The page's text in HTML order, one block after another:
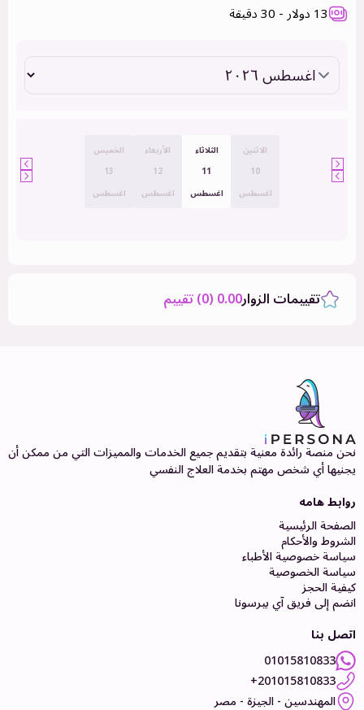
13 دولار - 30 دقيقة
الاثنين
10
اغسطس
الثلاثاء
11
اغسطس
الأربعاء
12
اغسطس
الخميس
13
اغسطس
تقييمات الزوار0.00 (0) تقييم
نحن منصة رائدة معنية بتقديم جميع الخدمات والمميزات التي من ممكن أن
يجنيها أي شخص مهتم بخدمة العلاج النفسي
روابط هامه
الصفحة الرئيسية
الشروط والأحكام
سياسة خصوصية الأطباء
سياسة الخصوصية
كيفية الحجز
انضم إلى فريق آي بيرسونا
اتصل بنا
01015810833
201015810833+
المهندسين - الجيزة - مصر